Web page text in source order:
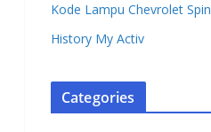
Kode Lampu Chevrolet Spin
History My Activ
Categories